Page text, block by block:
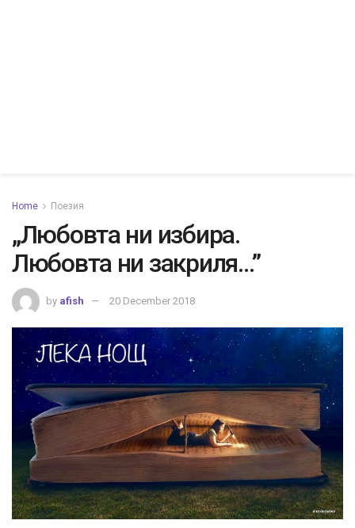
Home Поезия
„Любовта ни избира.
Любовта ни закриля…”
by afish 20 December 2018